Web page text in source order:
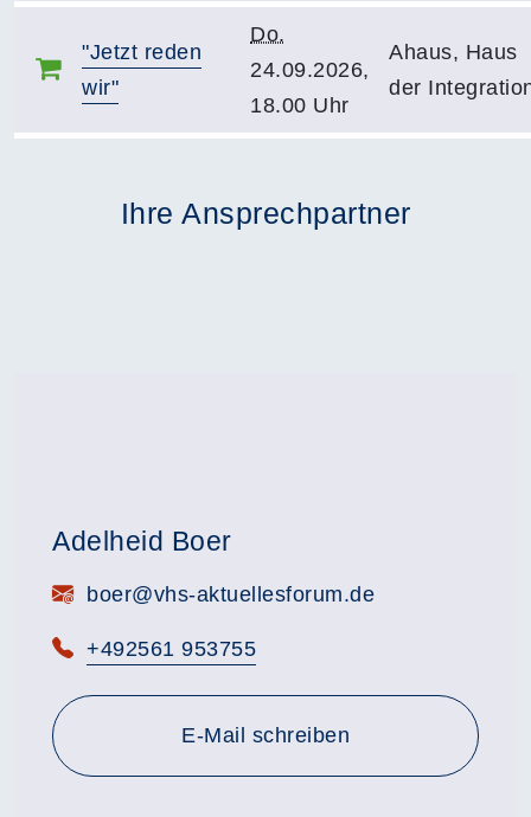
"Jetzt reden
wir"
Do.
24.09.2026,
18.00 Uhr
Ahaus, Haus
der
Ihre Ansprechpartner
Adelheid Boer
E-Mail:boer@vhs-aktuellesforum.de
Telefon:
+492561 953755
E-Mail schreiben